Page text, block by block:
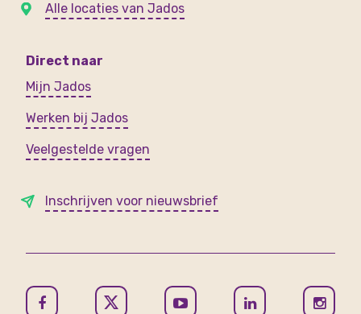
Alle locaties van Jados
Direct naar
Mijn Jados
Werken bij Jados
Veelgestelde vragen
Inschrijven voor nieuwsbrief